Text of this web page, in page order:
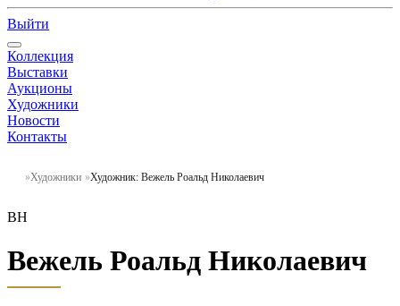
Выйти
Коллекция
Выставки
Аукционы
Художники
Новости
Контакты
Художники Художник: Вежель Роальд Николаевич
ВН
Вежель Роальд Николаевич